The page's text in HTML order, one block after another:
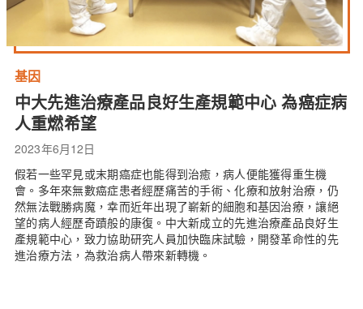
基因
中大先進治療產品良好生產規範中心 為癌症病
人重燃希望
2023年6月12日
假若一些罕見或末期癌症也能得到治癒，病人便能獲得重生機
會。多年來無數癌症患者經歷痛苦的手術、化療和放射治療，仍
然無法戰勝病魔，幸而近年出現了嶄新的細胞和基因治療，讓絕
望的病人經歷奇蹟般的康復。中大新成立的先進治療產品良好生
產規範中心，致力協助研究人員加快臨床試驗，開發革命性的先
進治療方法，為救治病人帶來新轉機。